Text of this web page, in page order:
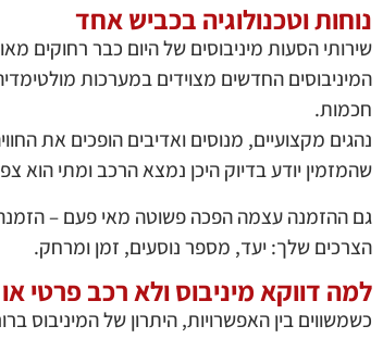
נוחות וטכנולוגיה בכביש אחד
שירותי הסעות מיניבוסים של היום כבר רחוקים
המיניבוסים החדשים מצוידים במערכות
חכמות.
שהמזמין יודע בדיוק היכן נמצא הרכב ומתי הוא
גם ההזמנה עצמה הפכה פשוטה מאי פעם –
הצרכים שלך: יעד, מספר נוסעים, זמן ומרחק.
למה דווקא מיניבוס ולא רכב פרטי
כשמשווים בין האפשרויות, היתרון של המיניבוס